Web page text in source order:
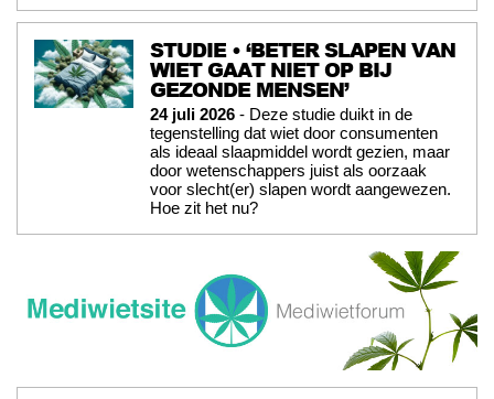
STUDIE • ‘BETER SLAPEN VAN
WIET GAAT NIET OP BIJ
GEZONDE MENSEN’
24 juli 2026 - Deze studie duikt in de
tegenstelling dat wiet door consumenten
als ideaal slaapmiddel wordt gezien, maar
door wetenschappers juist als oorzaak
voor slecht(er) slapen wordt aangewezen.
Hoe zit het nu?